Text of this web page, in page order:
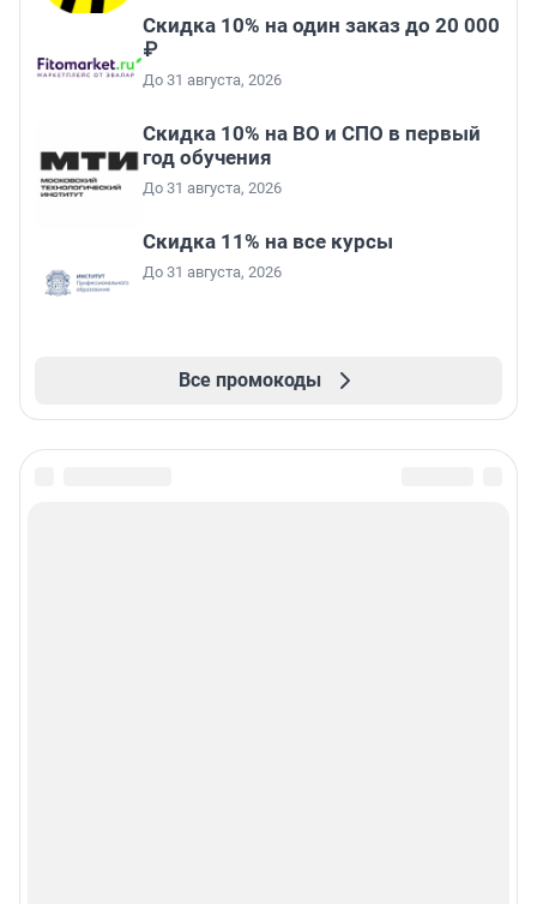
Скидка 10% на один заказ до 20 000
₽
До 31 августа, 2026
Скидка 10% на ВО и СПО в первый
год обучения
До 31 августа, 2026
Скидка 11% на все курсы
До 31 августа, 2026
Все промокоды